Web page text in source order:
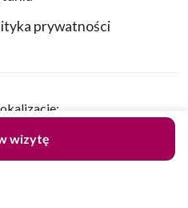
prywatności
wizytę